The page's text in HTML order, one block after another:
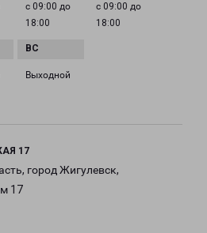
с 09:00 до
18:00
с 09:00 до
18:00
Выходной
17
город Жигулевск,
17